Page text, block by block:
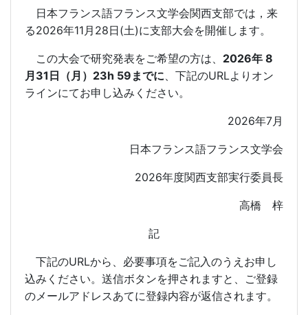
日本フランス語フランス文学会関西支部では，来
る2026年11 月 28 日 (土)に支部大会を開催します。
この大会で研究発表をご希望の方は、 2026年 8
月 31 日（月） 23h 59 までに 、下記のURLよりオン
ラインにてお申し込みください。
2026年7月
日本フランス語フランス文学会
2026年度関西支部実行委員長
高橋 梓
記
下記のURLから、必要事項をご記入のうえお申し
込みください。送信ボタンを押されますと、ご登録
のメールアドレスあてに登録内容が返信されます。